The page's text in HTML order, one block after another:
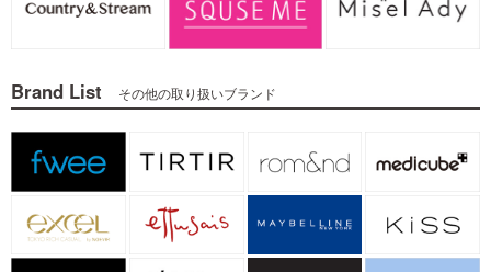
Brand List その他の取り扱いブランド